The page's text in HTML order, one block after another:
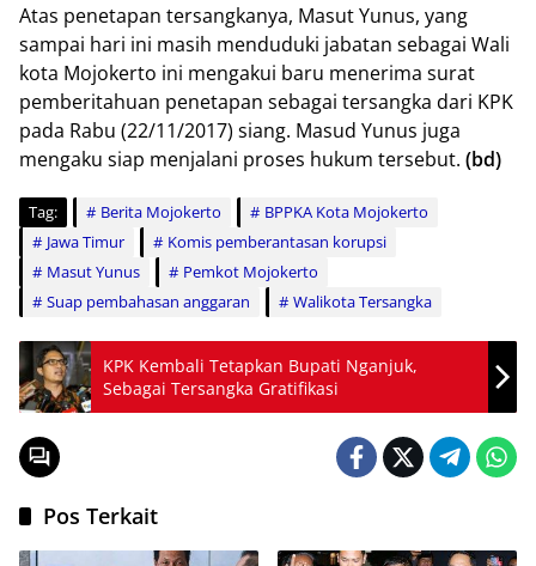
Atas penetapan tersangkanya, Masut Yunus, yang
sampai hari ini masih menduduki jabatan sebagai Wali
kota Mojokerto ini mengakui baru menerima surat
pemberitahuan penetapan sebagai tersangka dari KPK
pada Rabu (22/11/2017) siang. Masud Yunus juga
mengaku siap menjalani proses hukum tersebut. (bd)
Tag: Berita Mojokerto
BPPKA Kota Mojokerto
Jawa Timur
Komis pemberantasan korupsi
Masut Yunus
Pemkot Mojokerto
Suap pembahasan anggaran
Walikota Tersangka
KPK Kembali Tetapkan Bupati Nganjuk,
Sebagai Tersangka Gratifikasi
Pos Terkait